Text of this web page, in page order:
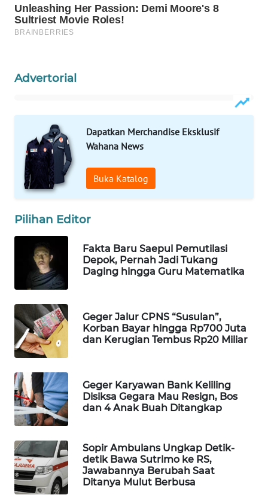
Advertorial
Dapatkan Merchandise Eksklusif
Wahana News
Buka Katalog
Pilihan Editor
Fakta Baru Saepul Pemutilasi
Depok, Pernah Jadi Tukang
Daging hingga Guru Matematika
Geger Jalur CPNS “Susulan”,
Korban Bayar hingga Rp700 Juta
dan Kerugian Tembus Rp20 Miliar
Geger Karyawan Bank Keliling
Disiksa Gegara Mau Resign, Bos
dan 4 Anak Buah Ditangkap
Sopir Ambulans Ungkap Detik-
detik Bawa Sutrimo ke RS,
Jawabannya Berubah Saat
Ditanya Mulut Berbusa
WN
BORNEO
Group
WAHANA
TANI
WAHANA
ADVOKAT
INFRASTRUKTUR
WAHANA
KONSUMEN
WAHANA
LISTRIK
TRAVEL
WAHANA
TV
WAHANANEWS
ID
WAHANANEWS